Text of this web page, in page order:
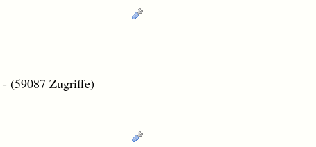
- (59087 Zugriffe)